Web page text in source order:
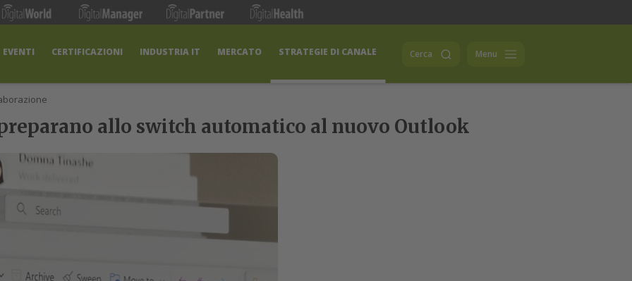
EVENTI CERTIFICAZIONI INDUSTRIA IT MERCATO STRATEGIE DI CANALE Cerca Menu
allo switch automatico al nuovo Outlook